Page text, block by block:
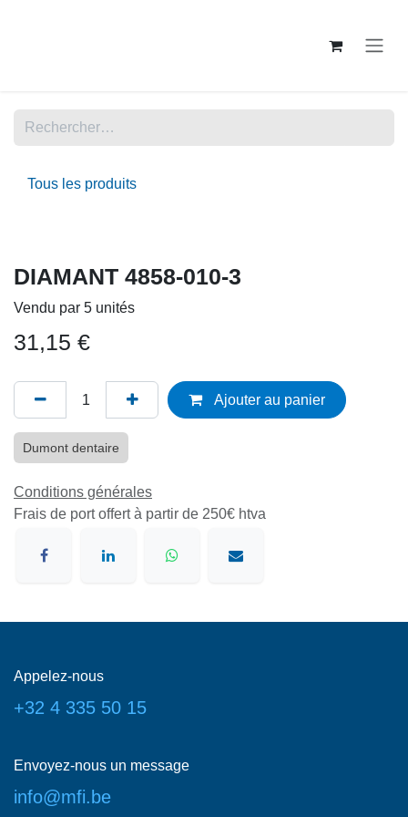
Tous les produits
DIAMANT 4858-010-3
Vendu par 5 unités
31,15 €
Ajouter au panier
Dumont dentaire
Conditions générales
Frais de port offert à partir de 250€ htva
Appelez-nous
+32 4 335 50 15
Envoyez-nous un message
info@mfi.be